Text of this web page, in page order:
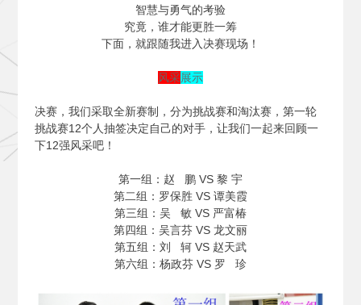
智慧与勇气的考验
究竟，谁才能更胜一筹
下面，就跟随我进入决赛现场！
风采展示
决赛，我们采取全新赛制，分为挑战赛和淘汰赛，第一轮
挑战赛12个人抽签决定自己的对手，让我们一起来回顾一
下12强风采吧！
第一组：赵 鹏 VS 黎 宇
第二组：罗保胜 VS 谭美霞
第三组：吴 敏 VS 严富椿
第四组：吴言芬 VS 龙文丽
第五组：刘 轲 VS 赵天武
第六组：杨政芬 VS 罗 珍